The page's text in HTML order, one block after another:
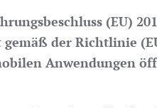
(EU)
der Richtlinie
Anwendungen